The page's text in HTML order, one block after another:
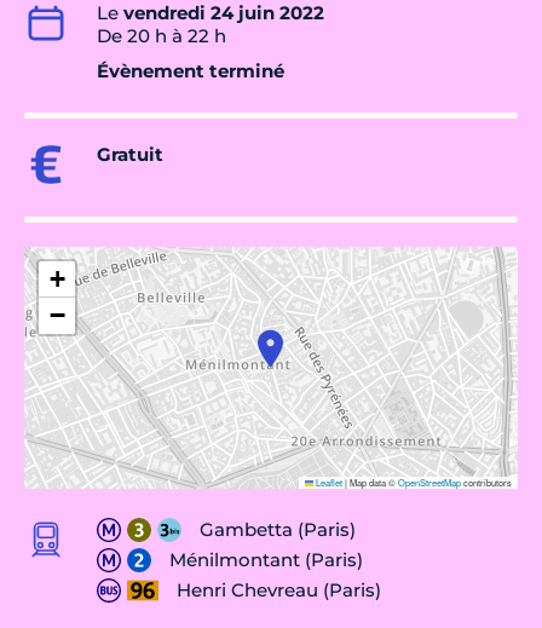
Le vendredi 24 juin 2022
De 20 h à 22 h
Évènement terminé
Gratuit
+
−
Leaflet|Map data ©OpenStreetMapcontributors
Gambetta (Paris)
Ménilmontant (Paris)
Henri Chevreau (Paris)